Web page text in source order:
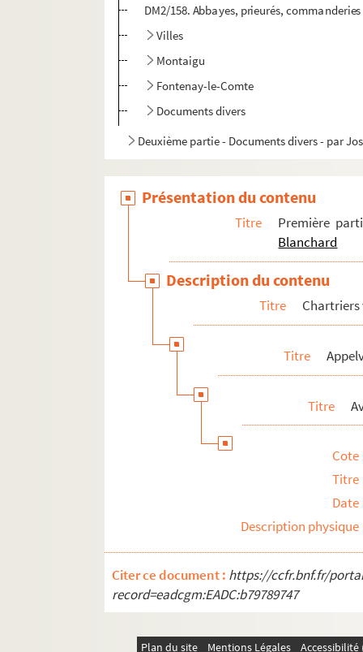
DM2/158. Abbayes, prieurés, commanderies
Villes
Montaigu
Fontenay-le-Comte
Documents divers
Deuxième partie - Documents divers - par
Présentation du contenu
Titre
Première
Blanchard
Description du contenu
Titre Chartriers
Titre
Titre
Cote
Titre
Date
Description physique
Citer ce document : https://ccfr.bnf.fr/
record=eadcgm:EADC:b79789747
Plan du site Mentions Légales